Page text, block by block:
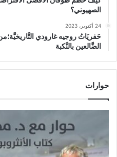
الصهيوني؟
24 أكتوبر، 2023
حَفريَاتُ روجيه غارودي
الضَّالعين بالنَّكبة
حوارات